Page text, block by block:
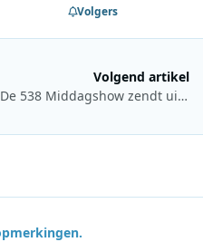
Volgers
Volgend artikel
De 538 Middagshow zendt uit vanuit de strengst bewaakte gevangenis van Nederland